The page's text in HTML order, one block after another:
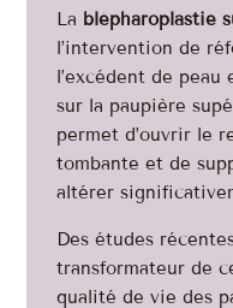
La blépharoplastie
l’intervention de
l’excédent de
sur la paupière
permet d’ouvrir le
tombante et de
altérer
Des études
transformateur de
qualité de vie des